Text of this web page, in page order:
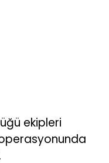
ekipleri